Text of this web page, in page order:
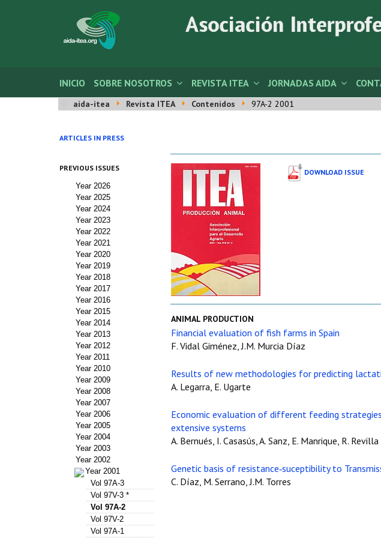
INICIO SOBRE NOSOTROS REVISTA ITEA JORNADAS AIDA
aida-itea Revista ITEA Contenidos 97A-2 2001
ARTICLES IN PRESS
PREVIOUS ISSUES
Year 2026
Year 2025
Year 2024
Year 2023
Year 2022
Year 2021
Year 2020
Year 2019
Year 2018
Year 2017
Year 2016
Year 2015
Year 2014
Year 2013
Year 2012
Year 2011
Year 2010
Year 2009
Year 2008
Year 2007
Year 2006
Year 2005
Year 2004
Year 2003
Year 2002
Year 2001
Vol 97A-3
Vol 97V-3 *
Vol 97A-2
Vol 97V-2
Vol 97A-1
DOWNLOAD ISSUE
ANIMAL PRODUCTION
Financial evaluation of fish farms in Spain
F. Vidal Giménez, J.M. Murcia Díaz
Results of new methodologies for predicting
A. Legarra, E. Ugarte
Economic evaluation of different feeding
extensive systems
A. Bernués, I. Casasús, A. Sanz, E. Manrique, R. Revilla
Genetic basis of resistance‑suceptibility to
C. Díaz, M. Serrano, J.M. Torres